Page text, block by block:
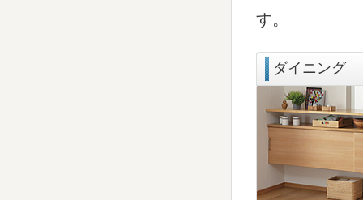
す。
ダイニング